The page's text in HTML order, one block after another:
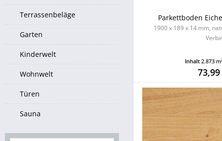
Terrassenbeläge
Garten
Kinderwelt
Wohnwelt
Türen
Sauna
Parkettboden
1900 x 189 x 14 mm,
Inhalt2.873